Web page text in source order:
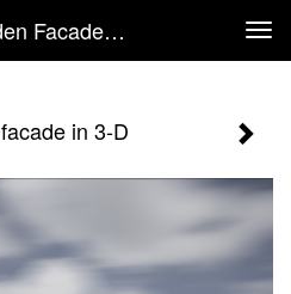
Greetje Van Son - Gouden Facade In 3-D
in 3-D